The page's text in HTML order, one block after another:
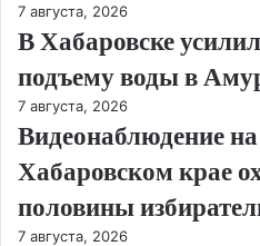
7 августа, 2026
В Хабаровске
подъему воды в
7 августа, 2026
Видеонаблюдение
Хабаровском крае
половины
7 августа, 2026